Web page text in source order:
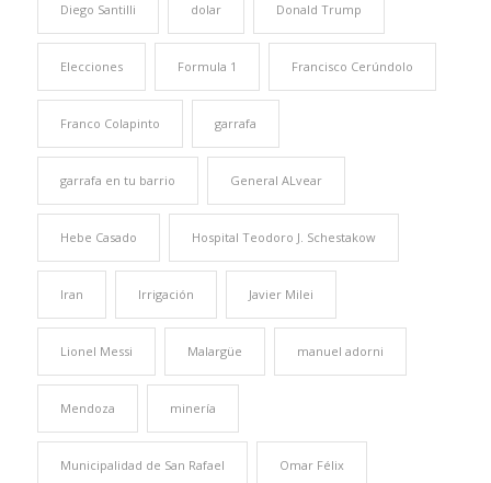
Diego Santilli dolar Donald Trump
Elecciones Formula 1 Francisco Cerúndolo
Franco Colapinto garrafa
garrafa en tu barrio General ALvear
Hebe Casado Hospital Teodoro J. Schestakow
Iran Irrigación Javier Milei
Lionel Messi Malargüe manuel adorni
Mendoza minería
Municipalidad de San Rafael Omar Félix